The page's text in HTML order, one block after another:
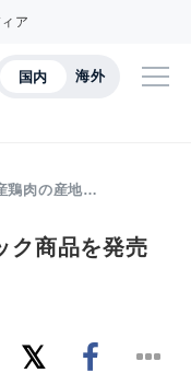
ア
国内 海外
鶏肉の産地…
ク商品を発売